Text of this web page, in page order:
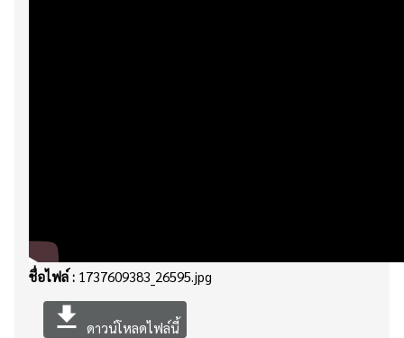
ชื่อไฟล์ : 1737609383_26595.jpg
file_download ดาวน์โหลดไฟล์นี้